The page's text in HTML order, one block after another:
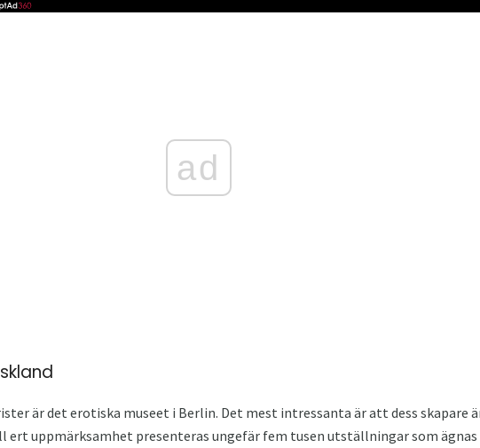
ad
är det erotiska museet i Berlin. Det mest intressanta är att dess skapare
ert uppmärksamhet presenteras ungefär fem tusen utställningar som